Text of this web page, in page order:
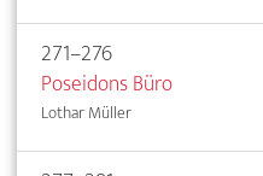
271–276
Poseidons Büro
Lothar Müller